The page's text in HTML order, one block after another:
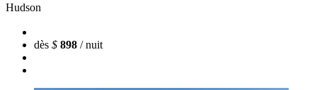
Hudson
dès $ 898 / nuit